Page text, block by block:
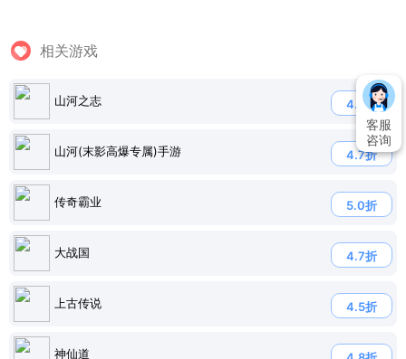
相关游戏
山河之志 4.8折
山河(末影高爆专属)手游 4.7折
传奇霸业 5.0折
大战国 4.7折
上古传说 4.5折
神仙道
客服
咨询